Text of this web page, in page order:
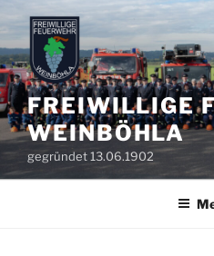
Inhalt
springen
FREIWILLIGE
WEINBÖHLA
gegründet 13.06.1902